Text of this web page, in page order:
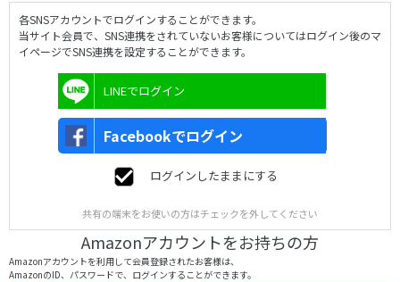
各SNSアカウントでログインすることができます。
当サイト会員で、SNS連携をされていないお客様についてはログイン後のマ
イページでSNS連携を設定することができます。
LINEでログイン
Facebookでログイン
ログインしたままにする
共有の端末をお使いの方はチェックを外してください
Amazonアカウントをお持ちの方
Amazonアカウントを利用して会員登録されたお客様は、
AmazonのID、パスワードで、ログインすることができます。